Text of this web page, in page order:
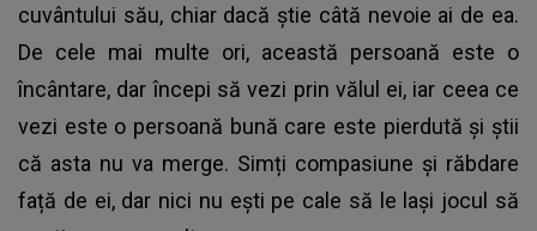
cuvântului său, chiar dacă știe câtă nevoie ai de ea.
De cele mai multe ori, această persoană este o
încântare, dar începi să vezi prin vălul ei, iar ceea ce
vezi este o persoană bună care este pierdută și știi
că asta nu va merge. Simți compasiune și răbdare
față de ei, dar nici nu ești pe cale să le lași jocul să